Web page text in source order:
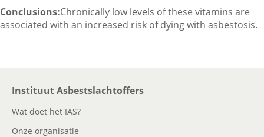
Conclusions:Chronically low levels of these vitamins are
associated with an increased risk of dying with asbestosis.
Instituut Asbestslachtoffers
Wat doet het IAS?
Onze organisatie